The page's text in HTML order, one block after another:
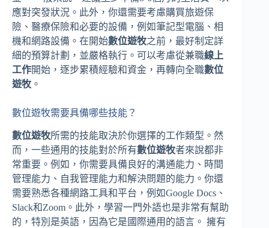
應對突發狀況。此外，你還需要考慮購買旅遊保
險、醫療保險和必要的設備，例如筆記型電腦、相
機和網路設備。在開始數位遊牧之前，最好制定詳
細的預算計劃，並嚴格執行。可以考慮從兼職線上
工作開始，逐步累積經驗和資金，再轉向全職數位
遊牧 。
數位遊牧需要具備哪些技能？
數位遊牧所需的技能取決於你選擇的工作類型。然
而，一些通用的技能對於所有數位遊牧者來說都非
常重要。例如，你需要具備良好的溝通能力、時間
管理能力、自我管理能力和解決問題的能力。你還
需要熟悉各種網路工具和平台，例如Google Docs、
Slack和Zoom。此外，學習一門外語也是非常有幫助
的，特別是英語，因為它是國際通用的語言。 擁有